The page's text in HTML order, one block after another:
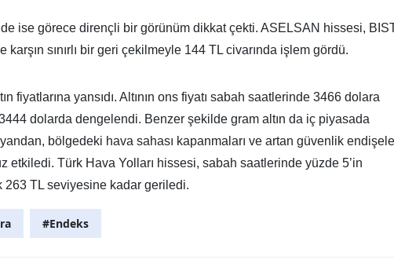
ise görece dirençli bir görünüm dikkat çekti. ASELSAN hissesi,
sınırlı bir geri çekilmeyle 144 TL civarında işlem gördü.
fiyatlarına yansıdı. Altının ons fiyatı sabah saatlerinde 3466 dolara
dolarda dengelendi. Benzer şekilde gram altın da iç piyasada
bölgedeki hava sahası kapanmaları ve artan güvenlik
etkiledi. Türk Hava Yolları hissesi, sabah saatlerinde yüzde 5’in
TL seviyesine kadar geriledi.
#Endeks